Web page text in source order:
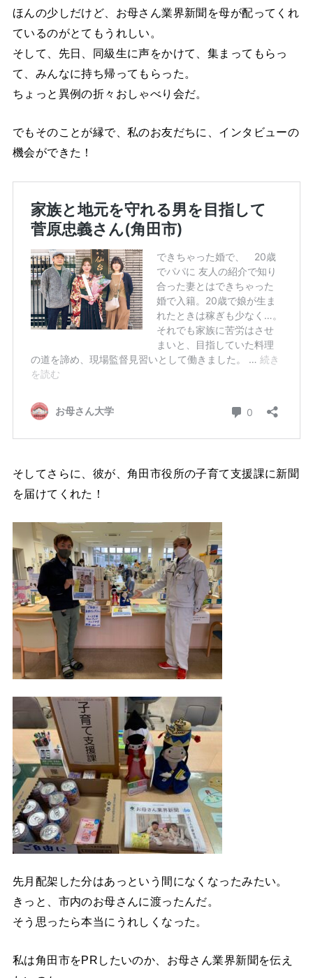
ほんの少しだけど、お母さん業界新聞を母が配ってくれ
ているのがとてもうれしい。
そして、先日、同級生に声をかけて、集まってもらっ
て、みんなに持ち帰ってもらった。
ちょっと異例の折々おしゃべり会だ。
でもそのことが縁で、私のお友だちに、インタビューの
機会ができた！
そしてさらに、彼が、角田市役所の子育て支援課に新聞
を届けてくれた！
先月配架した分はあっという間になくなったみたい。
きっと、市内のお母さんに渡ったんだ。
そう思ったら本当にうれしくなった。
私は角田市をPRしたいのか、お母さん業界新聞を伝え